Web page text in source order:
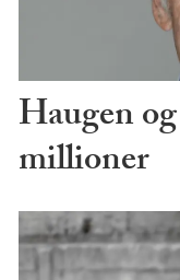
Haugen
millioner